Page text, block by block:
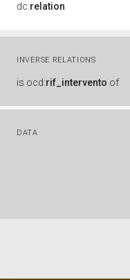
dc:relation
INVERSE RELATIONS
is ocd:rif_intervento of
DATA